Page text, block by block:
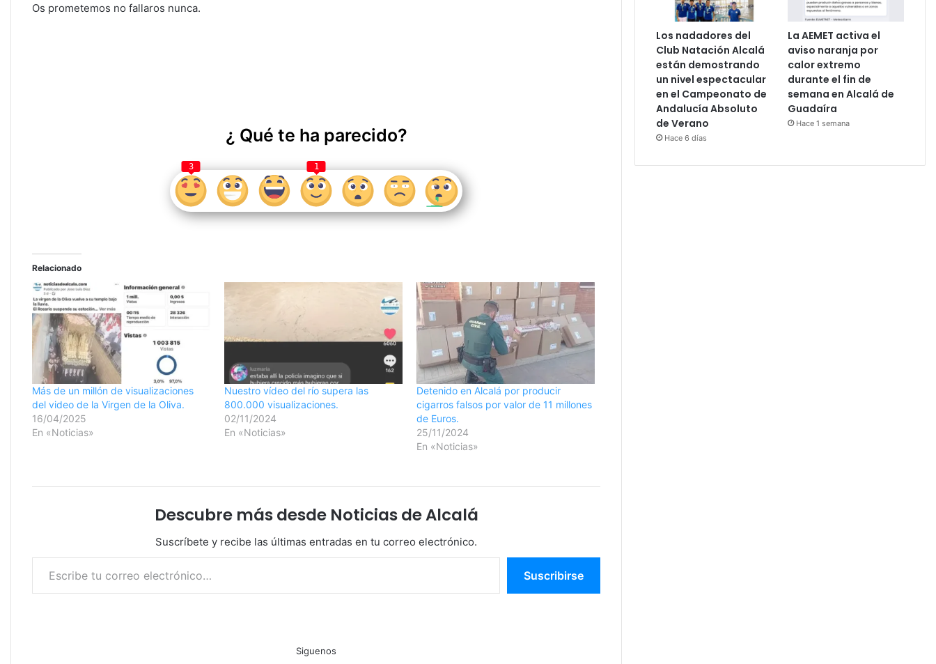
Os prometemos no fallaros nunca.
¿ Qué te ha parecido?
3 1
Relacionado
Más de un millón de visualizaciones
del video de la Virgen de la Oliva.
16/04/2025
En «Noticias»
Nuestro vídeo del río supera las
800.000 visualizaciones.
02/11/2024
En «Noticias»
Detenido en Alcalá por producir
cigarros falsos por valor de 11 millones
de Euros.
25/11/2024
En «Noticias»
Descubre más desde Noticias de Alcalá
Suscríbete y recibe las últimas entradas en tu correo electrónico.
Escribe tu correo electrónico…
Suscribirse
Siguenos
Los nadadores del
Club Natación Alcalá
están demostrando
un nivel espectacular
en el Campeonato de
Andalucía Absoluto
de Verano
Hace 6 días
La AEMET activa el
aviso naranja por
calor extremo
durante el fin de
semana en Alcalá de
Guadaíra
Hace 1 semana